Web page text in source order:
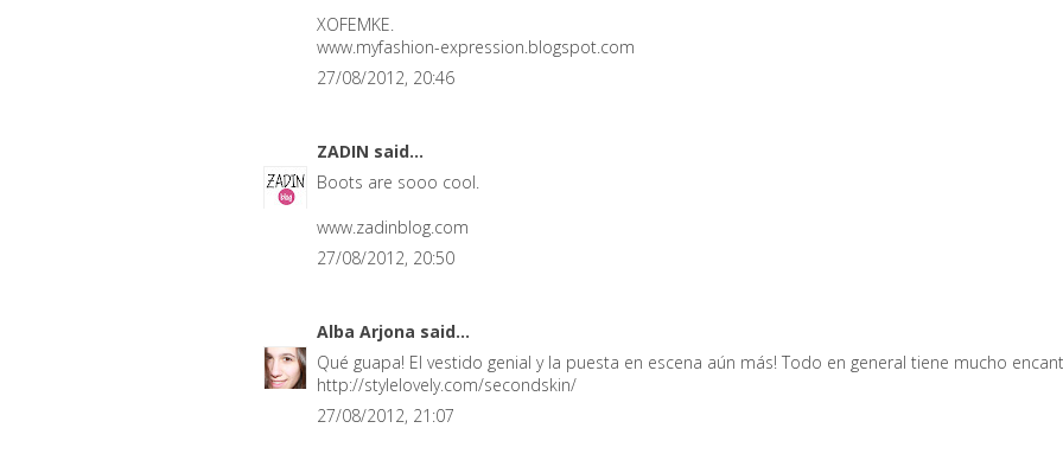
XOFEMKE.
www.myfashion-expression.blogspot.com
27/08/2012, 20:46
ZADIN said...
Boots are sooo cool.
www.zadinblog.com
27/08/2012, 20:50
Alba Arjona said...
Qué guapa! El vestido genial y la puesta en escena aún más! Todo en general tiene mucho
http://stylelovely.com/secondskin/
27/08/2012, 21:07